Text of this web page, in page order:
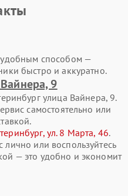
способом —
быстро и аккуратно.
9
улица Вайнера, 9.
самостоятельно или
ул. 8 Марта, 46.
лично или воспользуйтесь
— это удобно и экономит